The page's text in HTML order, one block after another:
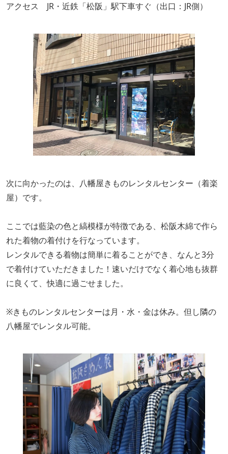
アクセス JR・近鉄「松阪」駅下車すぐ（出口：JR側）
次に向かったのは、八幡屋きものレンタルセンター（着楽
屋）です。
ここでは藍染の色と縞模様が特徴である、松阪木綿で作ら
れた着物の着付けを行なっています。
レンタルできる着物は簡単に着ることができ、なんと3分
で着付けていただきました！速いだけでなく着心地も抜群
に良くて、快適に過ごせました。
※きものレンタルセンターは月・水・金は休み。但し隣の
八幡屋でレンタル可能。